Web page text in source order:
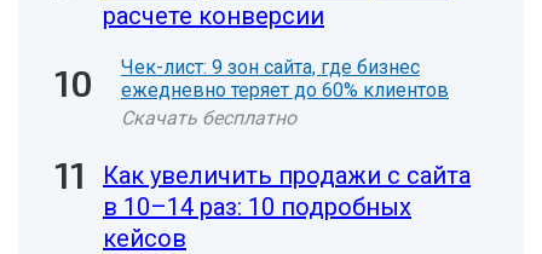
расчете конверсии
Чек-лист: 9 зон сайта, где бизнес
ежедневно теряет до 60% клиентов
Скачать бесплатно
Как увеличить продажи с сайта
в 10–14 раз: 10 подробных
кейсов